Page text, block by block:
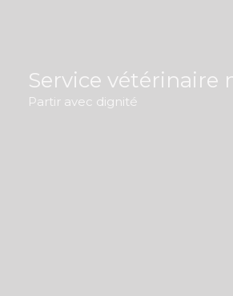
Service vétérinaire
Partir avec dignité